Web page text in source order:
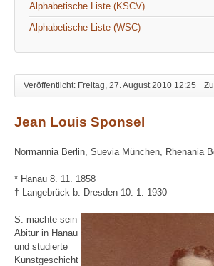
Alphabetische Liste (KSCV)
Alphabetische Liste (WSC)
Veröffentlicht: Freitag, 27. August 2010 12:25
Jean Louis Sponsel
Normannia Berlin, Suevia München, Rhenania
* Hanau 8. 11. 1858
† Langebrück b. Dresden 10. 1. 1930
S. machte sein
Abitur in Hanau
und studierte
Kunstgeschicht